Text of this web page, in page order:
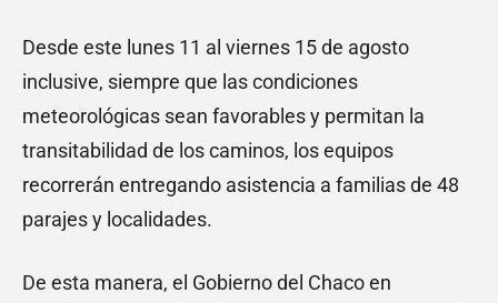
Desde este lunes 11 al viernes 15 de agosto
inclusive, siempre que las condiciones
meteorológicas sean favorables y permitan la
transitabilidad de los caminos, los equipos
recorrerán entregando asistencia a familias de 48
parajes y localidades.
De esta manera, el Gobierno del Chaco en